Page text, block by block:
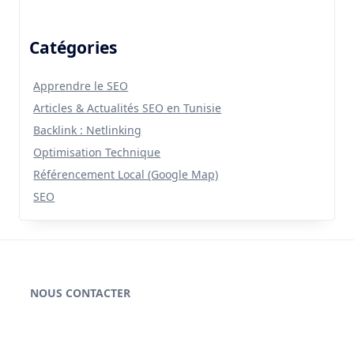
Catégories
Apprendre le SEO
Articles & Actualités SEO en Tunisie
Backlink : Netlinking
Optimisation Technique
Référencement Local (Google Map)
SEO
NOUS CONTACTER